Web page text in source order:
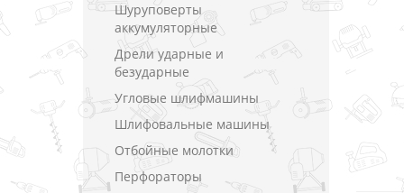
Шуруповерты
аккумуляторные
Дрели ударные и
безударные
Угловые шлифмашины
Шлифовальные машины
Отбойные молотки
Перфораторы